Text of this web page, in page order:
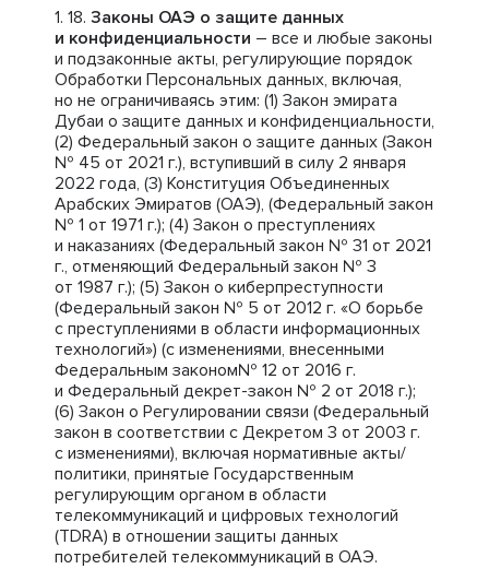
Законы ОАЭ о защите данных
и конфиденциальности – все и любые законы
и подзаконные акты, регулирующие порядок
Обработки Персональных данных, включая,
но не ограничиваясь этим: (1) Закон эмирата
Дубаи о защите данных и конфиденциальности,
(2) Федеральный закон о защите данных (Закон
№ 45 от 2021 г.), вступивший в силу 2 января
2022 года, (3) Конституция Объединенных
Арабских Эмиратов (ОАЭ), (Федеральный закон
№ 1 от 1971 г.); (4) Закон о преступлениях
и наказаниях (Федеральный закон № 31 от 2021
г., отменяющий Федеральный закон № 3
от 1987 г.); (5) Закон о киберпреступности
(Федеральный закон № 5 от 2012 г. «О борьбе
с преступлениями в области информационных
технологий») (с изменениями, внесенными
Федеральным законом№ 12 от 2016 г.
и Федеральный декрет-закон № 2 от 2018 г.);
(6) Закон о Регулировании связи (Федеральный
закон в соответствии с Декретом 3 от 2003 г.
с изменениями), включая нормативные акты/
политики, принятые Государственным
регулирующим органом в области
телекоммуникаций и цифровых технологий
(TDRA) в отношении защиты данных
потребителей телекоммуникаций в ОАЭ.